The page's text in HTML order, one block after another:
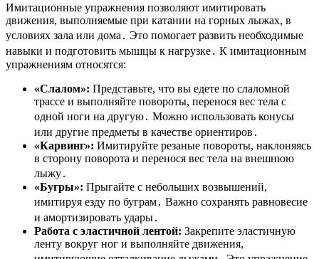
Имитационные упражнения позволяют имитировать
движения, выполняемые при катании на горных лыжах, в
условиях зала или дома․ Это помогает развить необходимые
навыки и подготовить мышцы к нагрузке․ К имитационным
упражнениям относятся:
«Слалом»: Представьте, что вы едете по слаломной
трассе и выполняйте повороты, перенося вес тела с
одной ноги на другую․ Можно использовать конусы
или другие предметы в качестве ориентиров․
«Карвинг»: Имитируйте резаные повороты, наклоняясь
в сторону поворота и перенося вес тела на внешнюю
лыжу․
«Бугры»: Прыгайте с небольших возвышений,
имитируя езду по буграм․ Важно сохранять равновесие
и амортизировать удары․
Работа с эластичной лентой: Закрепите эластичную
ленту вокруг ног и выполняйте движения,